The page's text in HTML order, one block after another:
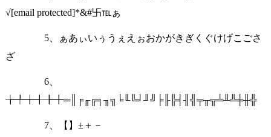
√[email protected]*&#卐℡ぁ
5、ぁあぃいぅうぇえぉおかがきぎくぐけげこごさ
ざ
6、
╆╇╈╉╊╋═║╒╓╔╕╖╗╘╙╚╛╜╝╞╟╠╡╢╣╤╥╦╧╨╩╪╫╬
7、【】±＋－